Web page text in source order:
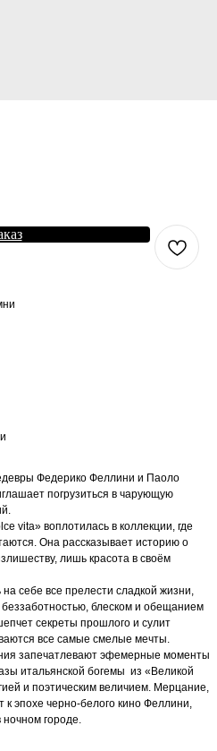
Федерико Феллини и Паоло
погрузиться в чарующую
vita» воплотилась в коллекции, где
Она рассказывает историю о
лишь красота в своём
себе все прелести сладкой жизни,
блеском и обещанием
секреты прошлого и сулит
все самые смелые мечты.
запечатлевают эфемерные моменты
итальянской богемы из «Великой
и поэтическим величием. Мерцание,
эпохе черно-белого кино Феллини,
городе.